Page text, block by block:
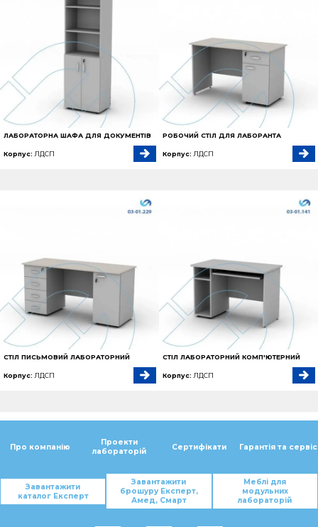
ЛАБОРАТОРНА ШАФА ДЛЯ ДОКУМЕНТІВ
Корпус: ЛДСП
РОБОЧИЙ СТІЛ ДЛЯ ЛАБОРАНТА
Корпус: ЛДСП
СТІЛ ПИСЬМОВИЙ ЛАБОРАТОРНИЙ
Корпус: ЛДСП
СТІЛ ЛАБОРАТОРНИЙ КОМП'ЮТЕРНИЙ
Корпус: ЛДСП
Про компанію
Проекти
лабораторій
Сертифікати Гарантія та сервіс
Завантажити
каталог Експерт
Завантажити
брошуру Експерт,
Амед, Смарт
Меблі для
модульних
лабораторій